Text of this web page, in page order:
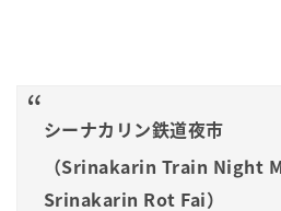
シーナカリン鉄道夜市
（Srinakarin Train Night
Srinakarin Rot Fai）